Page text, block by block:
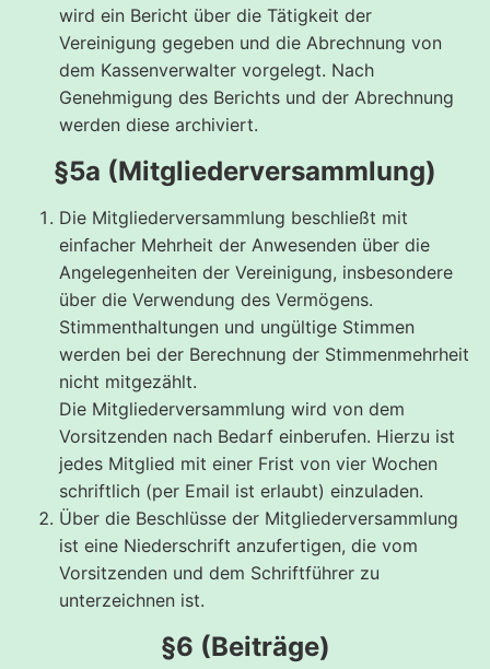
wird ein Bericht über die Tätigkeit der
Vereinigung gegeben und die Abrechnung von
dem Kassenverwalter vorgelegt. Nach
Genehmigung des Berichts und der Abrechnung
werden diese archiviert.
§5a (Mitgliederversammlung)
Die Mitgliederversammlung beschließt mit
einfacher Mehrheit der Anwesenden über die
Angelegenheiten der Vereinigung, insbesondere
über die Verwendung des Vermögens.
Stimmenthaltungen und ungültige Stimmen
werden bei der Berechnung der Stimmenmehrheit
nicht mitgezählt.
Die Mitgliederversammlung wird von dem
Vorsitzenden nach Bedarf einberufen. Hierzu ist
jedes Mitglied mit einer Frist von vier Wochen
schriftlich (per Email ist erlaubt) einzuladen.
Über die Beschlüsse der Mitgliederversammlung
ist eine Niederschrift anzufertigen, die vom
Vorsitzenden und dem Schriftführer zu
unterzeichnen ist.
§6 (Beiträge)